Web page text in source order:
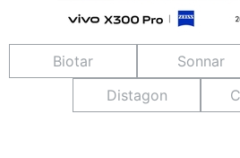
Biotar Sonnar
Distagon